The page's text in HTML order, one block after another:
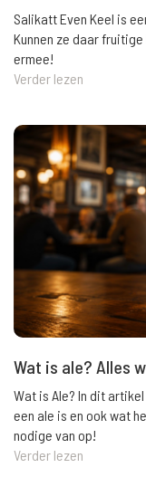
Salikatt Even Keel is
Kunnen ze daar
ermee!
Verder lezen
Wat is ale? Alles
Wat is Ale? In dit
een ale is en ook wat
nodige van op!
Verder lezen